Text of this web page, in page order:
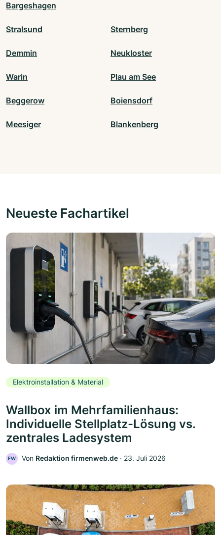
Bargeshagen
Stralsund Sternberg
Demmin Neukloster
Warin Plau am See
Beggerow Boiensdorf
Meesiger Blankenberg
Neueste Fachartikel
Elektroinstallation & Material
Wallbox im Mehrfamilienhaus:
Individuelle Stellplatz-Lösung vs.
zentrales Ladesystem
FW Von Redaktion firmenweb.de ‧ 23. Juli 2026